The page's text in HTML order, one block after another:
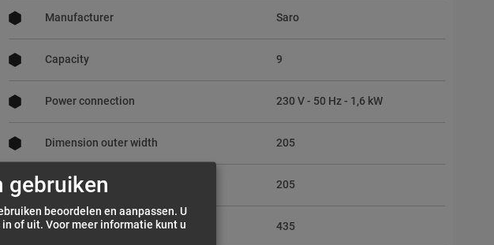
Manufacturer Saro
Capacity 9
Power connection 230 V - 50 Hz - 1,6 kW
Dimension outer width 205
Dimension outer depth 205
Dimension outer height 435
gebruiken
beoordelen en aanpassen. U
in of uit. Voor meer informatie kunt u